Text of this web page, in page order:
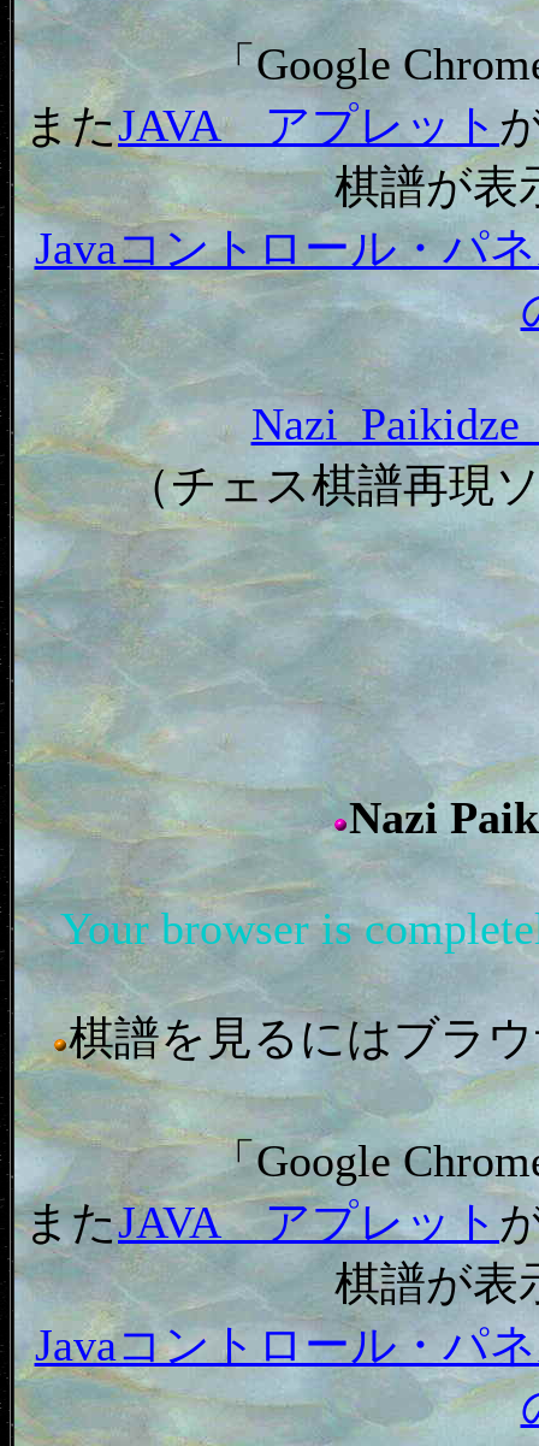
「Google
またJAVA アプレット
棋譜が表
Javaコントロール・パ
（チェス棋譜再現
Nazi
Your browser is
棋譜を見るにはブラ
「Google
またJAVA アプレット
棋譜が表
Javaコントロール・パ